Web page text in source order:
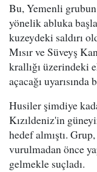
Bu, Yemenli
yönelik abluka
kuzeydeki saldırı
Mısır ve Süveyş
krallığı üzerindeki
açacağı uyarısında
Husiler şimdiye
Kızıldeniz'in
hedef almıştı.
vurulmadan önce
gelmekle suçladı.